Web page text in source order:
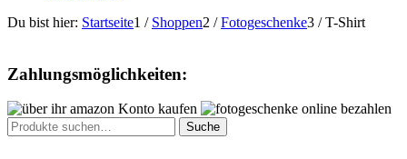
Du bist hier: Startseite1 / Shoppen2 / Fotogeschenke3 / T-Shirt
Zahlungsmöglichkeiten:
Suche
nach:
Suche